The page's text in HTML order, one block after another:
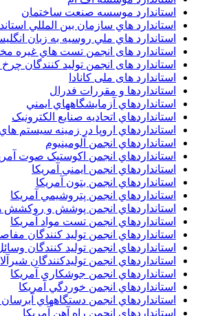
استاندارد موسسه صنعت ساختمان
استاندارد هاي سازمان بين المللي
استاندارد هاي ملي روسيه به زبان
استاندارد های انجمن تست هاي غيره
استاندارد های انجمن توليد کنندگان چرخ
استاندارد های ملی کانادا
استانداردها و مقررات فدرال
استانداردهاي آزمايشگاههاي ايمني
استانداردهاي اتحاديه صنايع الکترونبک
استانداردهاي اروپا در زمينه سيستم
استانداردهاي انجمن آلومينيوم
استانداردهاي انجمن اکوستيک صوت
استانداردهاي انجمن ايمني آمريکا
استانداردهاي انجمن بتون آمريکا
استانداردهاي انجمن پتروشيمي آمريکا
استانداردهاي انجمن پوشش و
استانداردهاي انجمن تست مواد آمريکا
استانداردهاي انجمن توليد کنندگان
استانداردهاي انجمن توليد کنندگان
استانداردهاي انجمن توليدکنندگان
استانداردهاي انجمن جوشکاري آمريکا
استانداردهاي انجمن خوردگي آمريکا
استانداردهاي انجمن دستگاههاي آبرسان
استانداردهاي انجمن راه آهن آمريکا